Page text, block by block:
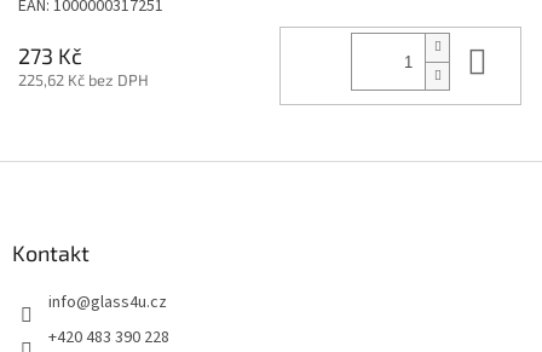
EAN: 1000000317251
273 Kč
225,62 Kč bez DPH
Kontakt
info@glass4u.cz
+420 483 390 228